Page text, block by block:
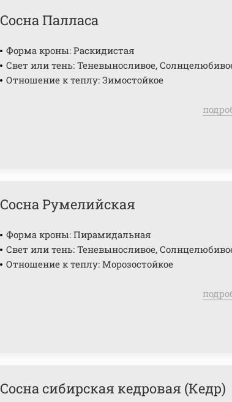
Сосна Палласа
Форма кроны: Раскидистая
Свет или тень: Теневыносливое,
Отношение к теплу: Зимостойкое
Сосна Румелийская
Форма кроны: Пирамидальная
Свет или тень: Теневыносливое,
Отношение к теплу: Морозостойкое
Сосна сибирская кедровая (Кедр)